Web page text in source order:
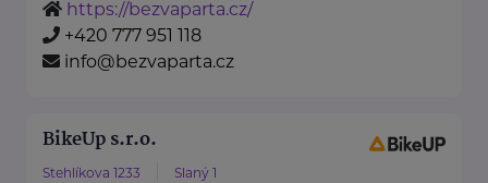
https://bezvaparta.cz/
+420 777 951 118
info@bezvaparta.cz
BikeUp s.r.o.
Stehlíkova 1233 Slaný 1